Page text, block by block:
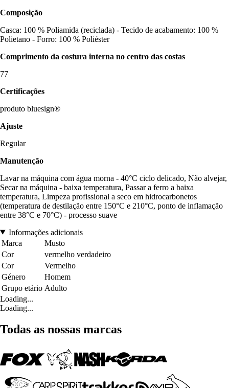
Composição
Casca: 100 % Poliamida (reciclada) - Tecido de acabamento: 100 %
Polietano - Forro: 100 % Poliéster
Comprimento da costura interna no centro das costas
77
Certificações
produto bluesign®
Ajuste
Regular
Manutenção
Lavar na máquina com água morna - 40°C ciclo delicado, Não alvejar,
Secar na máquina - baixa temperatura, Passar a ferro a baixa
temperatura, Limpeza profissional a seco em hidrocarbonetos
(temperatura de destilação entre 150°C e 210°C, ponto de inflamação
entre 38°C e 70°C) - processo suave
Informações adicionais
Marca
Musto
Cor
vermelho verdadeiro
Cor
Vermelho
Género
Homem
Grupo etário Adulto
Loading...
Loading...
Todas as nossas marcas